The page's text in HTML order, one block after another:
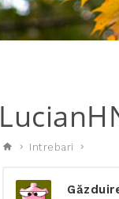
Intrebari